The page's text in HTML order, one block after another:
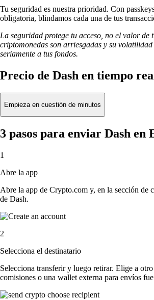
Tu seguridad es nuestra prioridad. Con
obligatoria, blindamos cada una de tus
La seguridad protege tu acceso, no el valor de
criptomonedas son arriesgadas y su
seriamente a tus fondos.
Precio de Dash en tiempo
Empieza en cuestión de minutos
3 pasos para enviar Dash en
1
Abre la app
Abre la app de Crypto.com y, en la sección de
de Dash.
2
Selecciona el destinatario
Selecciona transferir y luego retirar. Elige a
comisiones o una wallet externa para envíos